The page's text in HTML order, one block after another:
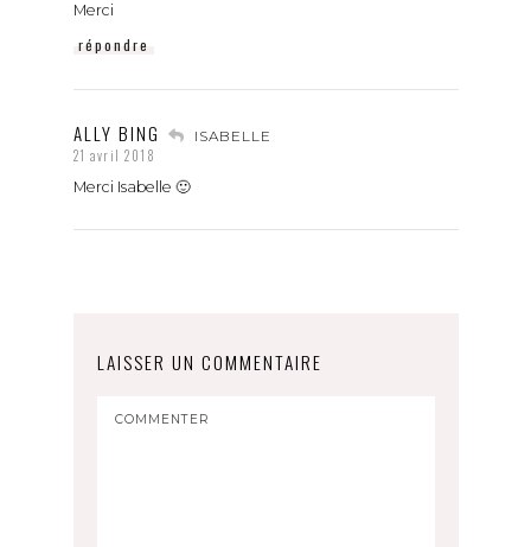
Merci
répondre
ALLY BING ISABELLE
21 avril 2018
Merci Isabelle 🙂
LAISSER UN COMMENTAIRE